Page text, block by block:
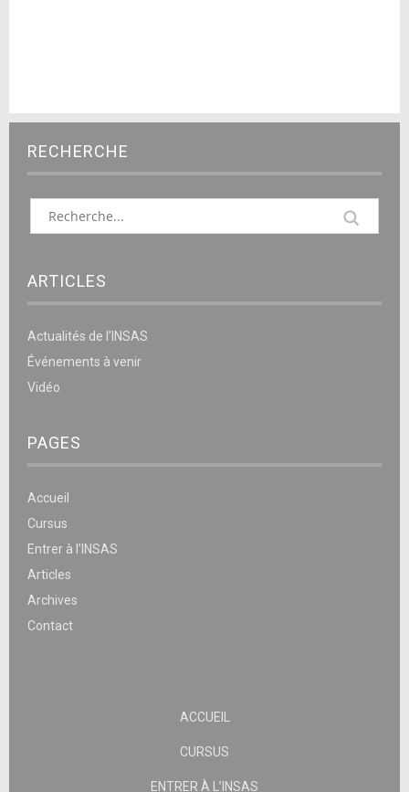
RECHERCHE
ARTICLES
Actualités de l’INSAS
Événements à venir
Vidéo
PAGES
Accueil
Cursus
Entrer à l’INSAS
Articles
Archives
Contact
ACCUEIL
CURSUS
ENTRER À L’INSAS